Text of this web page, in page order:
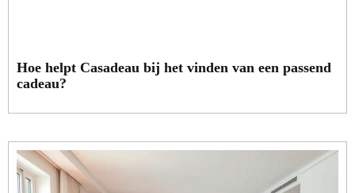
Hoe helpt Casadeau bij het vinden van een passend
cadeau?